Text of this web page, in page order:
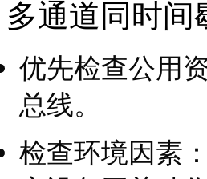
多通道同时间
优先检查公用
总线。
检查环境因素